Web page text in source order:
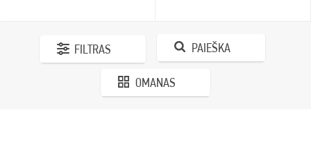
FILTRAS PAIEŠKA
OMANAS